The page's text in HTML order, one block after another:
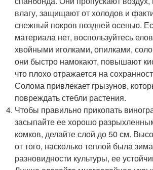
влагу, защищают от холодов и
снежный покров поздней осенью.
материала нет, воспользуйтесь
хвойными иголками, опилками,
они быстро намокают, повышают
что плохо отражается на
Солома привлекает грызунов,
повреждать стебли растения.
Чтобы правильно прикопать
засыпайте ее хорошо
комков, делайте слой до 50 см.
от того, насколько теплой была
разновидности культуры, ее